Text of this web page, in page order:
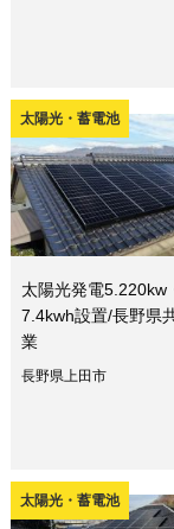
太陽光・蓄電池
太陽光発電5.220kw
7.4kwh設置/長野県
業
長野県上田市
太陽光・蓄電池